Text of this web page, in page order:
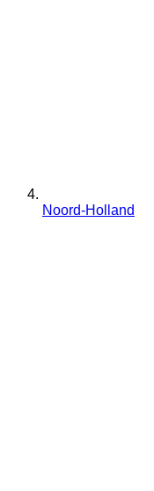
Noord-Holland